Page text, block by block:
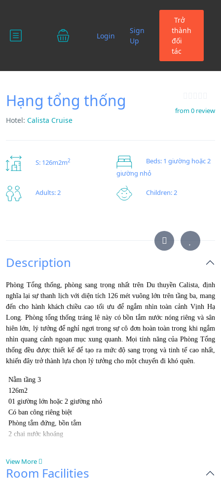
Login
Sign
Up
Trở
thành
đối
tác
Hạng tổng thống
Hotel: Calista Cruise
from 0 review
S: 126m2m2
Beds: 1 giường hoặc 2
giường nhỏ
Adults: 2 Children: 2
Description
Phòng Tổng thống, phòng sang trọng nhất trên Du thuyền Calista, định
nghĩa lại sự thanh lịch với diện tích 126 mét vuông lớn trên tầng ba, mang
đến cho hành khách chiều cao tối ưu để ngắm nhìn toàn cảnh Vịnh Hạ
Long. Phòng tổng thống tráng lệ này có bồn tắm nước nóng riêng và sân
hiên lớn, lý tưởng để nghỉ ngơi trong sự cô đơn hoàn toàn trong khi ngắm
nhìn quang cảnh ngoạn mục xung quanh. Mọi tính năng của Phòng Tổng
thống đều được thiết kế để tạo ra mức độ sang trọng và tinh tế cao nhất,
khiến đây trở thành lựa chọn lý tưởng cho một chuyến đi khó quên.
Nằm tầng 3
126m2
01 giường lớn hoặc 2 giường nhỏ
Có ban công riêng biệt
Phòng tắm đứng, bồn tắm
2 chai nước khoáng
View More
Room Facilities